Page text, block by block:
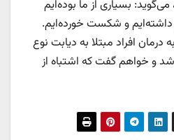
می‌گوید: بسیاری از ما بوده‌ایم
داشته‌ایم و شکست خورده‌ایم.
درمان افراد مبتلا به دیابت نوع
و خواهم گفت که اشتباه از